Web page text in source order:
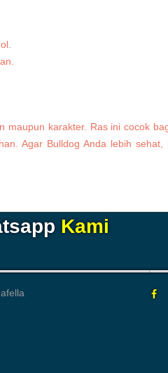
karakter. Ras ini cocok
Agar Bulldog Anda lebih
Kami